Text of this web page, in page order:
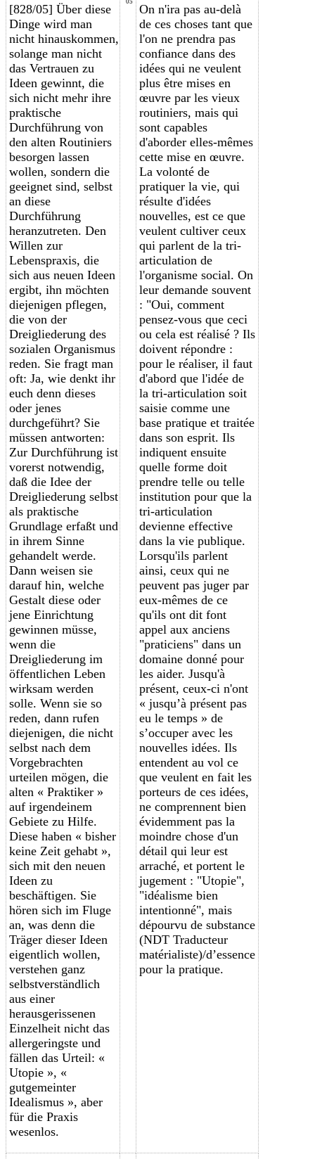
[828/05] Über diese
Dinge wird man
nicht hinauskommen,
solange man nicht
das Vertrauen zu
Ideen gewinnt, die
sich nicht mehr ihre
praktische
Durchführung von
den alten Routiniers
besorgen lassen
wollen, sondern die
geeignet sind, selbst
an diese
Durchführung
heranzutreten. Den
Willen zur
Lebenspraxis, die
sich aus neuen Ideen
ergibt, ihn möchten
diejenigen pflegen,
die von der
Dreigliederung des
sozialen Organismus
reden. Sie fragt man
oft: Ja, wie denkt ihr
euch denn dieses
oder jenes
durchgeführt? Sie
müssen antworten:
Zur Durchführung ist
vorerst notwendig,
daß die Idee der
Dreigliederung selbst
als praktische
Grundlage erfaßt und
in ihrem Sinne
gehandelt werde.
Dann weisen sie
darauf hin, welche
Gestalt diese oder
jene Einrichtung
gewinnen müsse,
wenn die
Dreigliederung im
öffentlichen Leben
wirksam werden
solle. Wenn sie so
reden, dann rufen
diejenigen, die nicht
selbst nach dem
Vorgebrachten
urteilen mögen, die
alten « Praktiker »
auf irgendeinem
Gebiete zu Hilfe.
Diese haben « bisher
keine Zeit gehabt »,
sich mit den neuen
Ideen zu
beschäftigen. Sie
hören sich im Fluge
an, was denn die
Träger dieser Ideen
eigentlich wollen,
verstehen ganz
selbstverständlich
aus einer
herausgerissenen
Einzelheit nicht das
allergeringste und
fällen das Urteil: «
Utopie », «
gutgemeinter
Idealismus », aber
für die Praxis
wesenlos.
On n'ira pas au-delà
de ces choses tant que
l'on ne prendra pas
confiance dans des
idées qui ne veulent
plus être mises en
œuvre par les vieux
routiniers, mais qui
sont capables
d'aborder elles-mêmes
cette mise en œuvre.
La volonté de
pratiquer la vie, qui
résulte d'idées
nouvelles, est ce que
veulent cultiver ceux
qui parlent de la tri-
articulation de
l'organisme social. On
leur demande souvent
: "Oui, comment
pensez-vous que ceci
ou cela est réalisé ? Ils
doivent répondre :
pour le réaliser, il faut
d'abord que l'idée de
la tri-articulation soit
saisie comme une
base pratique et traitée
dans son esprit. Ils
indiquent ensuite
quelle forme doit
prendre telle ou telle
institution pour que la
tri-articulation
devienne effective
dans la vie publique.
Lorsqu'ils parlent
ainsi, ceux qui ne
peuvent pas juger par
eux-mêmes de ce
qu'ils ont dit font
appel aux anciens
"praticiens" dans un
domaine donné pour
les aider. Jusqu'à
présent, ceux-ci n'ont
« jusqu’à présent pas
eu le temps » de
s’occuper avecles
nouvelles idées. Ils
entendent au vol ce
que veulent en faitles
porteurs de ces idées,
ne comprennent bien
évidemmentpas la
moindre chose d'un
détail qui leur est
arraché, et portent le
jugement : "Utopie",
"idéalisme bien
intentionné", mais
dépourvu desubstance
(NDT Traducteur
matérialiste)/d’essence
pour la pratique.